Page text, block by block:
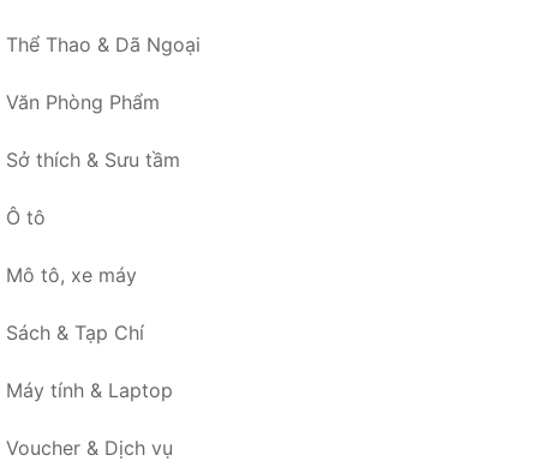
Thể Thao & Dã Ngoại
Văn Phòng Phẩm
Sở thích & Sưu tầm
Ô tô
Mô tô, xe máy
Sách & Tạp Chí
Máy tính & Laptop
Voucher & Dịch vụ